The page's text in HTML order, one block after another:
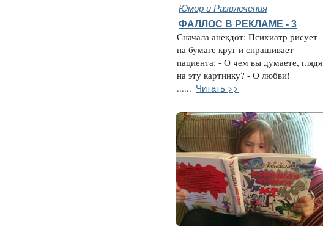
Юмор и Развлечения
ФАЛЛОС В РЕКЛАМЕ - 3
Сначала анекдот: Психиатр рисует
на бумаге круг и спрашивает
пациента: - О чем вы думаете, глядя
на эту картинку? - О любви!
...... Читать >>